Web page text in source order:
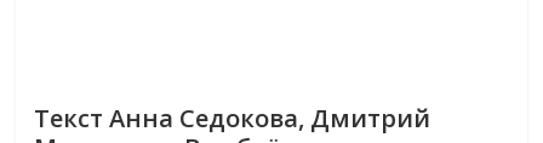
Текст Анна Седокова, Дмитрий